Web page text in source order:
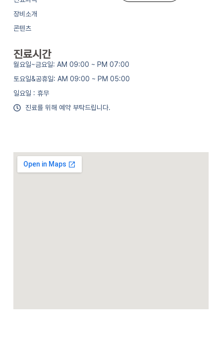
장비소개
콘텐츠
진료시간
월요일~금요일: AM 09:00 ~ PM 07:00
토요일&공휴일: AM 09:00 ~ PM 05:00
일요일 : 휴무
진료를 위해 예약 부탁드립니다.